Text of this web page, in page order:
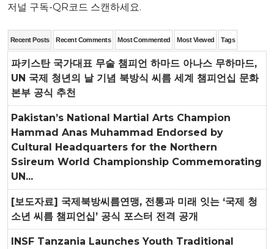
저널 구독-QR코드 스캔하세요.
Recent Posts Recent Comments Most Commented Most Viewed Tags
파키스탄 국가대표 무술 챔피언 하마드 아나스 무하마드,
UN 국제 청년의 날 기념 북방식 씨름 세계 챔피언십 문화
본부 공식 추천
Pakistan’s National Martial Arts Champion
Hammad Anas Muhammad Endorsed by
Cultural Headquarters for the Northern
Ssireum World Championship Commemorating
UN...
[보도자료] 국제북방씨름연맹, 전통과 미래 잇는 ‘국제 청
소년 씨름 챔피언십’ 공식 포스터 전격 공개
INSF Tanzania Launches Youth Traditional